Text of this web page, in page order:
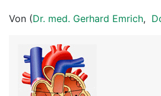
Ratgeber
Rubriken
Von (Dr. med. Gerhard Emrich,